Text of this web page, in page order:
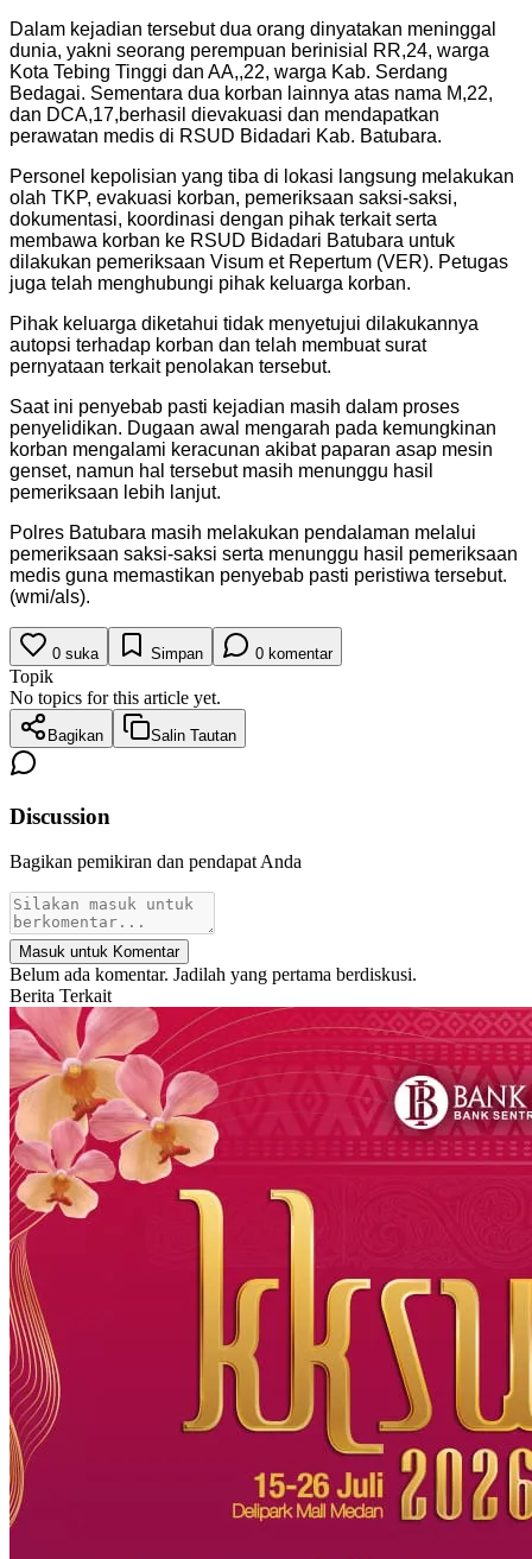
Dalam kejadian tersebut dua orang dinyatakan meninggal
dunia, yakni seorang perempuan berinisial RR,24, warga
Kota Tebing Tinggi dan AA,,22, warga Kab. Serdang
Bedagai. Sementara dua korban lainnya atas nama M,22,
dan DCA,17,berhasil dievakuasi dan mendapatkan
perawatan medis di RSUD Bidadari Kab. Batubara.
Personel kepolisian yang tiba di lokasi langsung melakukan
olah TKP, evakuasi korban, pemeriksaan saksi-saksi,
dokumentasi, koordinasi dengan pihak terkait serta
membawa korban ke RSUD Bidadari Batubara untuk
dilakukan pemeriksaan Visum et Repertum (VER). Petugas
juga telah menghubungi pihak keluarga korban.
Pihak keluarga diketahui tidak menyetujui dilakukannya
autopsi terhadap korban dan telah membuat surat
pernyataan terkait penolakan tersebut.
Saat ini penyebab pasti kejadian masih dalam proses
penyelidikan. Dugaan awal mengarah pada kemungkinan
korban mengalami keracunan akibat paparan asap mesin
genset, namun hal tersebut masih menunggu hasil
pemeriksaan lebih lanjut.
Polres Batubara masih melakukan pendalaman melalui
pemeriksaan saksi-saksi serta menunggu hasil pemeriksaan
medis guna memastikan penyebab pasti peristiwa tersebut.
(wmi/als).
0 suka Simpan 0 komentar
Topik
No topics for this article yet.
Bagikan Salin Tautan
Discussion
Bagikan pemikiran dan pendapat Anda
Masuk untuk Komentar
Belum ada komentar. Jadilah yang pertama berdiskusi.
Berita Terkait